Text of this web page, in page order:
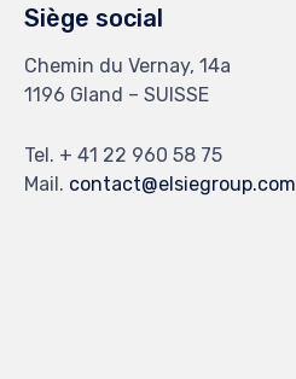
Siège social
Chemin du Vernay, 14a
1196 Gland – SUISSE
Tel. + 41 22 960 58 75
Mail. contact@elsiegroup.com